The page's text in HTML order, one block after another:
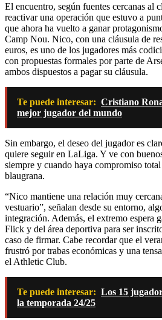
El encuentro, según fuentes cercanas al
reactivar una operación que estuvo a
que ahora ha vuelto a ganar
Camp Nou. Nico, con una cláusula de
euros, es uno de los jugadores más
con propuestas formales por parte de
ambos dispuestos a pagar su cláusula.
Te puede interesar: Cristiano
mejor jugador del mundo
Sin embargo, el deseo del jugador es
quiere seguir en LaLiga. Y ve con
siempre y cuando haya compromiso
blaugrana.
“Nico mantiene una relación muy
vestuario”, señalan desde su entorno,
integración. Además, el extremo espera
Flick y del área deportiva para ser
caso de firmar. Cabe recordar que el
frustró por trabas económicas y una
el Athletic Club.
Te puede interesar: Los 15
la temporada 24/25